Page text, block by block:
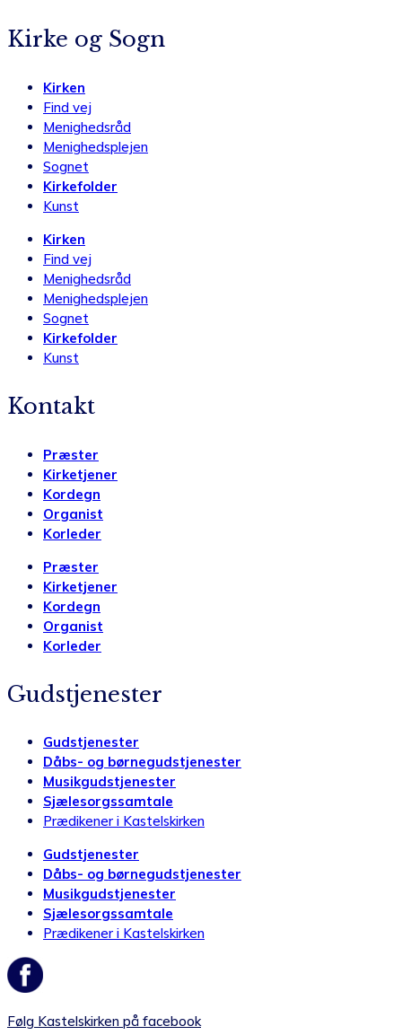
Kirke og Sogn
Kirken
Find vej
Menighedsråd
Menighedsplejen
Sognet
Kirkefolder
Kunst
Kirken
Find vej
Menighedsråd
Menighedsplejen
Sognet
Kirkefolder
Kunst
Kontakt
Præster
Kirketjener
Kordegn
Organist
Korleder
Præster
Kirketjener
Kordegn
Organist
Korleder
Gudstjenester
Gudstjenester
Dåbs- og børnegudstjenester
Musikgudstjenester
Sjælesorgssamtale
Prædikener i Kastelskirken
Gudstjenester
Dåbs- og børnegudstjenester
Musikgudstjenester
Sjælesorgssamtale
Prædikener i Kastelskirken
Følg Kastelskirken på facebook